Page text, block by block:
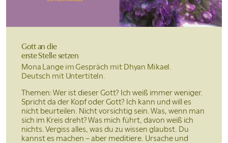
Gott an die
erste Stelle setzen
Mona Lange im Gespräch mit Dhyan Mikael.
Deutsch mit Untertiteln.
Themen: Wer ist dieser Gott? Ich weiß immer weniger.
Spricht da der Kopf oder Gott? Ich kann und will es
nicht beurteilen. Nicht vorsichtig sein. Was, wenn man
sich im Kreis dreht? Was mich führt, davon weiß ich
nichts. Vergiss alles, was du zu wissen glaubst. Du
kannst es machen – aber meditiere. Ursache und